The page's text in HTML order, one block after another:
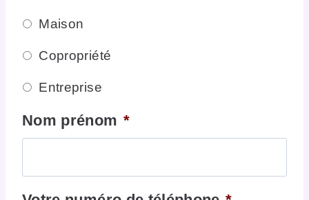
Maison
Copropriété
Entreprise
Nom prénom *